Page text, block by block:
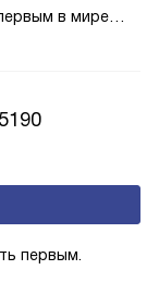
в мире
можно
первым.